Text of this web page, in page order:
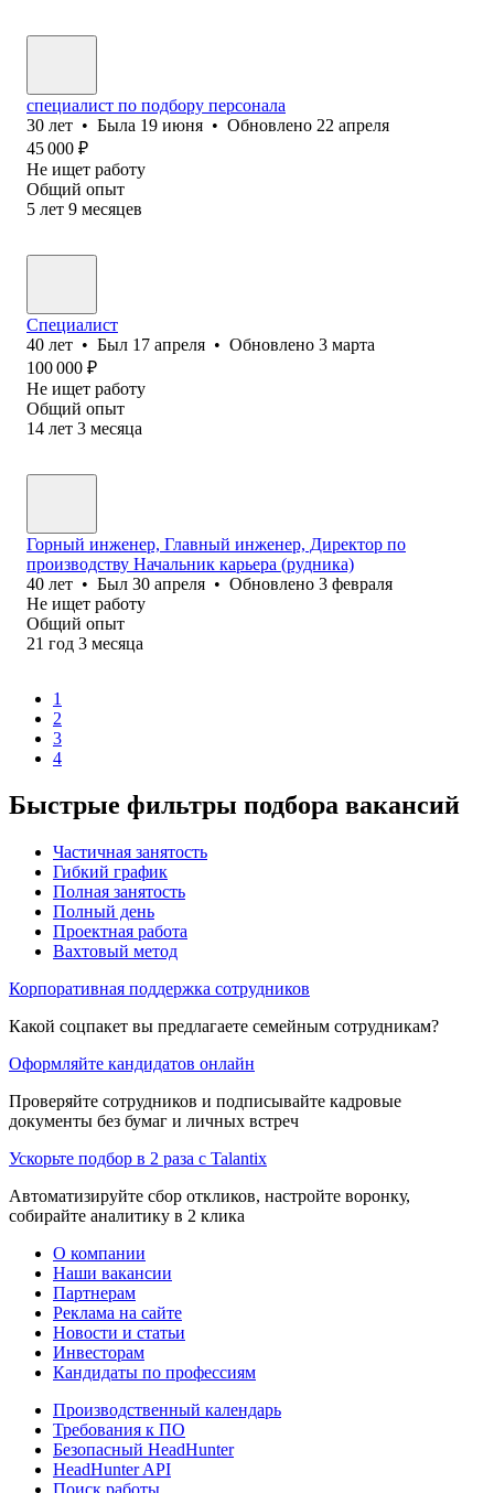
специалист по подбору персонала
30 лет • Была 19 июня • Обновлено 22 апреля
45 000 ₽
Не ищет работу
Общий опыт
5 лет 9 месяцев
Специалист
40 лет • Был 17 апреля • Обновлено 3 марта
100 000 ₽
Не ищет работу
Общий опыт
14 лет 3 месяца
Горный инженер, Главный инженер, Директор по
производству Начальник карьера (рудника)
40 лет • Был 30 апреля • Обновлено 3 февраля
Не ищет работу
Общий опыт
21 год 3 месяца
1
2
3
4
Быстрые фильтры подбора вакансий
Частичная занятость
Гибкий график
Полная занятость
Полный день
Проектная работа
Вахтовый метод
Корпоративная поддержка сотрудников
Какой соцпакет вы предлагаете семейным сотрудникам?
Оформляйте кандидатов онлайн
Проверяйте сотрудников и подписывайте кадровые
документы без бумаг и личных встреч
Ускорьте подбор в 2 раза с Talantix
Автоматизируйте сбор откликов, настройте воронку,
собирайте аналитику в 2 клика
О компании
Наши вакансии
Партнерам
Реклама на сайте
Новости и статьи
Инвесторам
Кандидаты по профессиям
Производственный календарь
Требования к ПО
Безопасный HeadHunter
HeadHunter API
Поиск работы